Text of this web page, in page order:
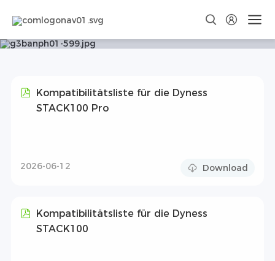
Download
Kompatibilitätsliste für die Dyness
STACK100 Pro
2026-06-12 Download
Kompatibilitätsliste für die Dyness
STACK100